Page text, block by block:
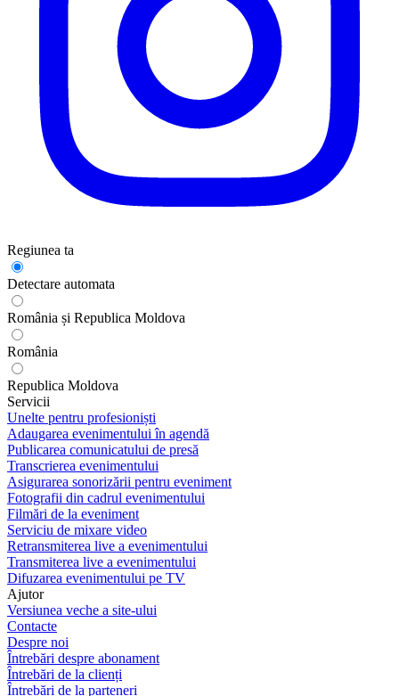
Regiunea ta
Detectare automata
România și Republica Moldova
România
Republica Moldova
Servicii
Unelte pentru profesioniști
Adaugarea evenimentului în agendă
Publicarea comunicatului de presă
Transcrierea evenimentului
Asigurarea sonorizării pentru eveniment
Fotografii din cadrul evenimentului
Filmări de la eveniment
Serviciu de mixare video
Retransmiterea live a evenimentului
Transmiterea live a evenimentului
Difuzarea evenimentului pe TV
Ajutor
Versiunea veche a site-ului
Contacte
Despre noi
Întrebări despre abonament
Întrebări de la clienți
Întrebări de la parteneri